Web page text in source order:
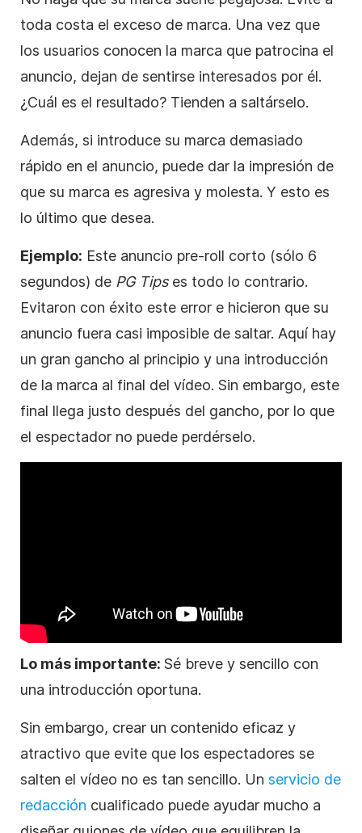
toda costa el exceso de marca. Una vez que
los usuarios conocen la marca que patrocina el
anuncio, dejan de sentirse interesados por él.
¿Cuál es el resultado? Tienden a saltárselo.
Además, si introduce su marca demasiado
rápido en el anuncio, puede dar la impresión de
que su marca es agresiva y molesta. Y esto es
lo último que desea.
Ejemplo: Este anuncio pre-roll corto (sólo 6
segundos) de PG Tipses todo lo contrario.
Evitaron con éxito este error e hicieron que su
anuncio fuera casi imposible de saltar. Aquí hay
un gran gancho al principio y una introducción
de la marca al final del vídeo. Sin embargo, este
final llega justo después del gancho, por lo que
el espectador no puede perdérselo.
Lo más importante: Sé breve y sencillo con
una introducción oportuna.
Sin embargo, crear un contenido eficaz y
atractivo que evite que los espectadores se
salten el vídeo no es tan sencillo. Un servicio de
redacción cualificado puede ayudar mucho a